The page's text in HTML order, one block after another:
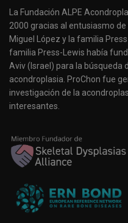
La Fundación ALPE
2000 gracias al entusiasmo
Miguel López y la familia
familia Press-Lewis había
Aviv (Israel) para la búsqueda
acondroplasia. ProChon fue
investigación de la
interesantes.